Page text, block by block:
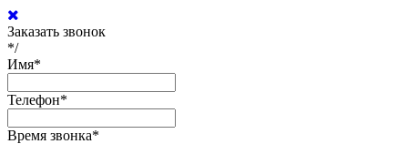
Заказать звонок
*/
Имя*
Телефон*
Время звонка*